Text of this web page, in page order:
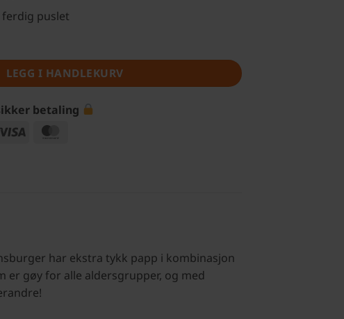
ferdig puslet
LEGG I HANDLEKURV
betaling
Visa
har ekstra tykk papp i kombinasjon
er gøy for alle aldersgrupper, og med